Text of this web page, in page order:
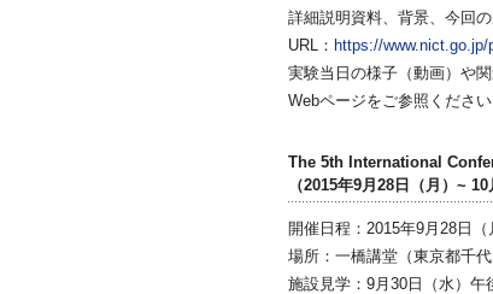
詳細説明資料、背景、今回
URL： https://www.nict.go.jp/
実験当日の様子（動画）や
Webページをご参照ください
The 5th International
（2015年9月28日（月）~ 10
開催日程：2015年9月28日（
場所：一橋講堂（東京都千代
施設見学：9月30日（水）午